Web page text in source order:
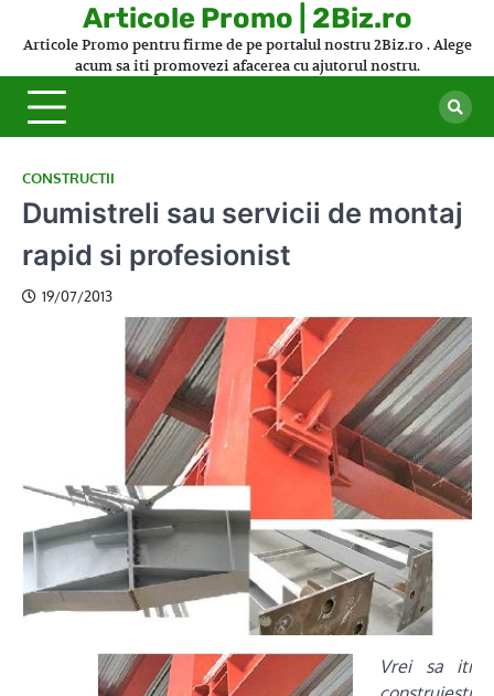
Articole Promo | 2Biz.ro
Articole Promo pentru firme de pe portalul nostru 2Biz.ro . Alege
acum sa iti promovezi afacerea cu ajutorul nostru.
CONSTRUCTII
Dumistreli sau servicii de montaj
rapid si profesionist
19/07/2013
Vrei sa iti